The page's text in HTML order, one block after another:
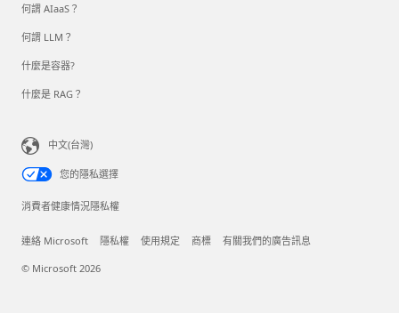
何謂 AIaaS？
何謂 LLM？
什麼是容器?
什麼是 RAG？
中文(台灣)
您的隱私選擇
消費者健康情況隱私權
連絡 Microsoft 隱私權 使用規定 商標 有關我們的廣告訊息
© Microsoft 2026